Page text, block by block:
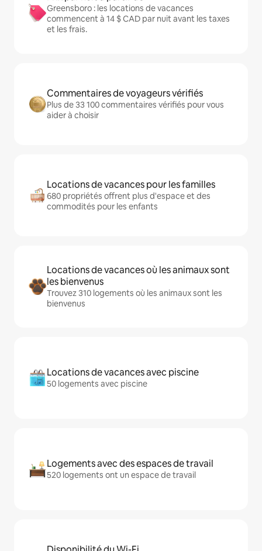
Greensboro : les locations de vacances
commencent à 14 $ CAD par nuit avant les taxes
et les frais.
Commentaires de voyageurs vérifiés
Plus de 33 100 commentaires vérifiés pour vous
aider à choisir
Locations de vacances pour les familles
680 propriétés offrent plus d'espace et des
commodités pour les enfants
Locations de vacances où les animaux sont
les bienvenus
Trouvez 310 logements où les animaux sont les
bienvenus
Locations de vacances avec piscine
50 logements avec piscine
Logements avec des espaces de travail
520 logements ont un espace de travail